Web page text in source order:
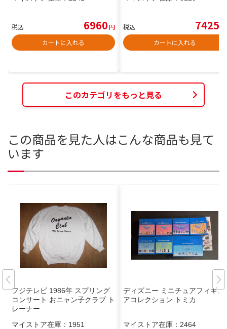
税込 6960円
カートに入れる
税込 7425
カートに入れる
このカテゴリをもっと見る
この商品を見た人はこんな商品も見て
います
フジテレビ 1986年 スプリング
コンサート おニャン子クラブ ト
レーナー
マイストア在庫： 1951
ディズニー ミニチュアフィギュ
アコレクション トミカ
マイストア在庫： 2464